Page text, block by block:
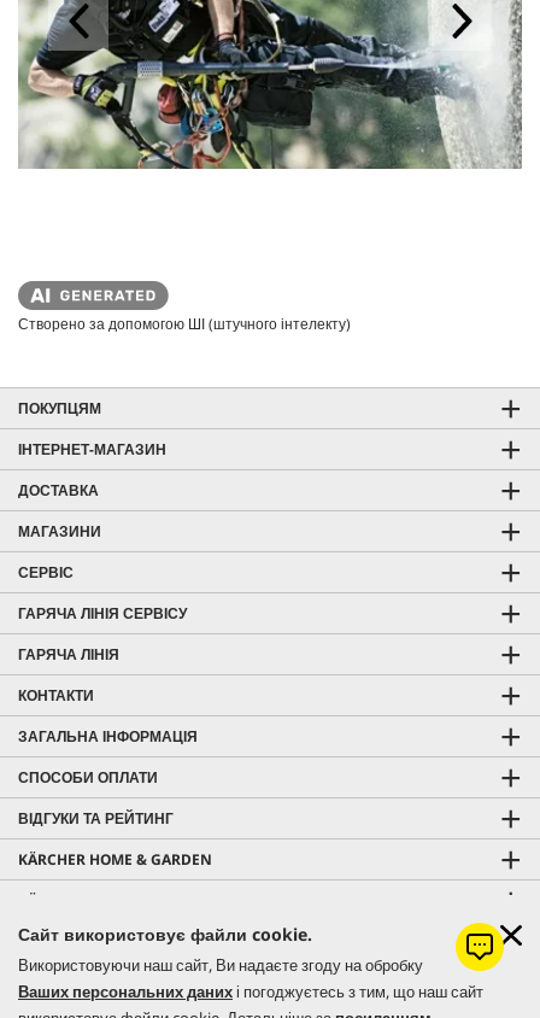
Сайт використовує файли cookie.
Використовуючи наш сайт, Ви надаєте згоду на обробку
Ваших персональних данихі погоджуєтесь з тим, що наш сайт
Створено за допомогою ШІ (штучного інтелекту)
ПОКУПЦЯМ
ІНТЕРНЕТ-МАГАЗИН
ДОСТАВКА
МАГАЗИНИ
СЕРВІС
ГАРЯЧА ЛІНІЯ СЕРВІСУ
ГАРЯЧА ЛІНІЯ
КОНТАКТИ
ЗАГАЛЬНА ІНФОРМАЦІЯ
СПОСОБИ ОПЛАТИ
ВІДГУКИ ТА РЕЙТИНГ
KÄRCHER HOME & GARDEN
KÄRCHER PROFESSIONAL